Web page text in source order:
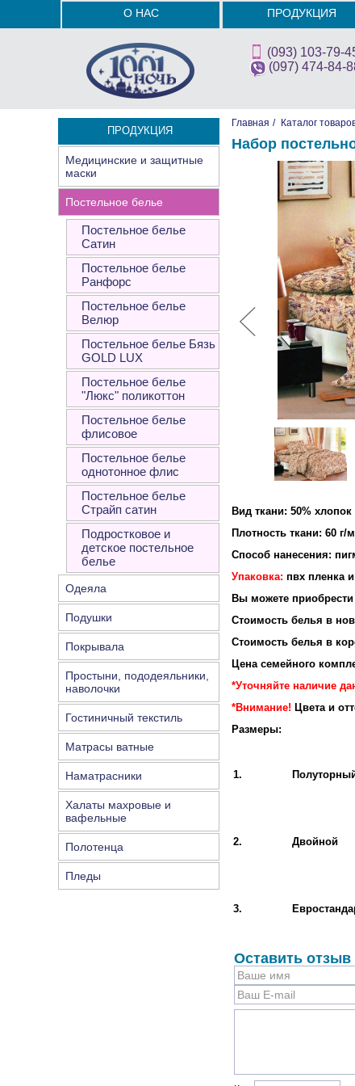
О НАС ПРОДУКЦИЯ
(093) 103-79-
(097) 474-84-
ПРОДУКЦИЯ
Медицинские и защитные
маски
Постельное белье
Постельное белье
Сатин
Постельное белье
Ранфорс
Постельное белье
Велюр
Постельное белье Бязь
GOLD LUX
Постельное белье
"Люкс" поликоттон
Постельное белье
флисовое
Постельное белье
однотонное флис
Постельное белье
Страйп сатин
Подростковое и
детское постельное
белье
Одеяла
Подушки
Покрывала
Простыни, пододеяльники,
наволочки
Гостиничный текстиль
Матрасы ватные
Наматрасники
Халаты махровые и
вафельные
Полотенца
Пледы
Главная / Каталог
Набор
Вид ткани: 50%
Плотность ткани: 60 г/
Способ нанесения:
Упаковка: пвх пленка
Вы можете
Стоимость белья в
Стоимость белья в
Цена семейного
*Уточняйте наличие
*Внимание! Цвета и
Размеры:
1.
2. Двойной
3.
Оставить отзыв